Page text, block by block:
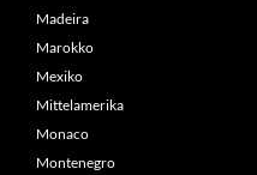
Madeira
Marokko
Mexiko
Mittelamerika
Monaco
Montenegro